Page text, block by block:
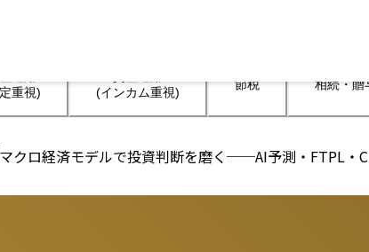
重視)
(インカム重視)
節税 相続・贈
マクロ経済モデルで投資判断を磨く──AI予測・FTPL・